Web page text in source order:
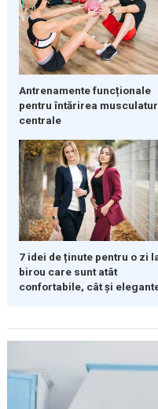
Antrenamente funcționale
pentru întărirea
centrale
7 idei de ținute pentru o zi
birou care sunt atât
confortabile, cât și